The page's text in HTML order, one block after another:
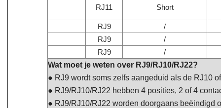
RJ11 Short
RJ9
/
RJ9
/
RJ9
/
Wat moet je weten over RJ9/RJ10/RJ22?
● RJ9 wordt soms zelfs aangeduid als de RJ10
● RJ9/RJ10/RJ22 hebben 4 posities, 2 of 4
● RJ9/RJ10/RJ22 worden doorgaans beëindigd